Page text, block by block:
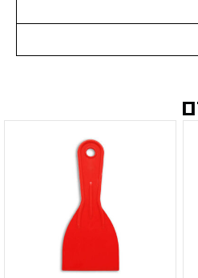
זה
יש
מספר
סוגים.
ניתן
לבחור
האפשרויות